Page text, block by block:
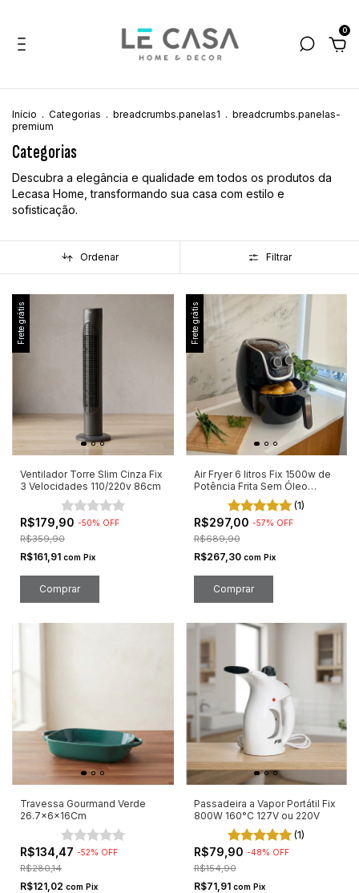
0
Início . Categorias . breadcrumbs.panelas1 . breadcrumbs.panelas-
premium
Categorias
Descubra a elegância e qualidade em todos os produtos da
Lecasa Home, transformando sua casa com estilo e
sofisticação.
Ordenar Filtrar
Frete grátis
Ventilador Torre Slim Cinza Fix
3 Velocidades 110/220v 86cm
R$179,90 -50% OFF
R$359,90
R$161,91 com Pix
Comprar
Frete grátis
Air Fryer 6 litros Fix 1500w de
Potência Frita Sem Óleo
127v/220v
(1)
R$297,00 -57% OFF
R$689,90
R$267,30 com Pix
Comprar
Travessa Gourmand Verde
26.7x6x16Cm
R$134,47 -52% OFF
R$280,14
R$121,02 com Pix
Passadeira a Vapor Portátil Fix
800W 160°C 127V ou 220V
(1)
R$79,90 -48% OFF
R$154,90
R$71,91 com Pix